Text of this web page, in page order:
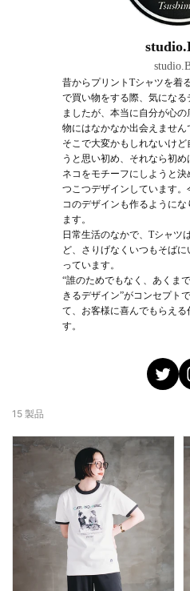
昔からプリントTシャツを着
で買い物をする際、気になる
ましたが、本当に自分が心
物にはなかなか出会えません
そこで大変かもしれないけ
うと思い初め、それなら初
ネコをモチーフにしようと
つこつデザインしています
コのデザインも作るように
ます。
日常生活のなかで、Tシャツ
ど、さりげなくいつもそば
っています。
“誰のためでもなく、あくま
きるデザイン”がコンセプト
て、お客様に喜んでもらえ
す。
15 製品